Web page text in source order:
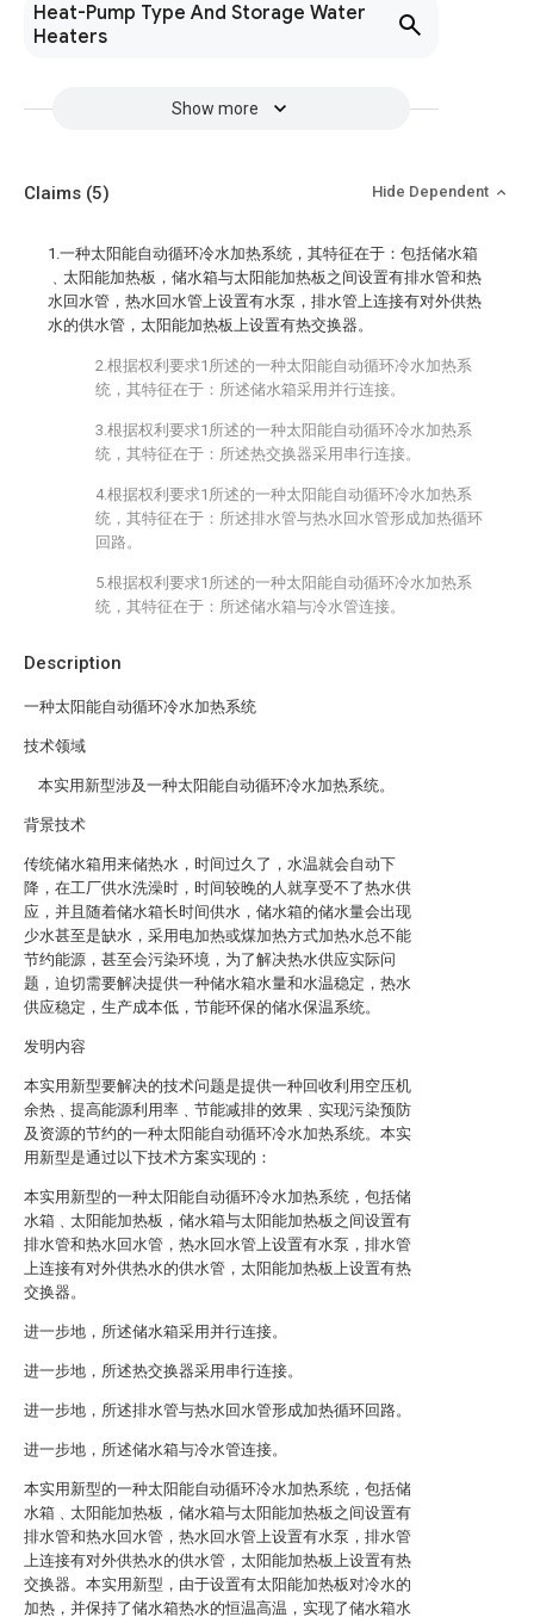
Heat-Pump Type And Storage Water
Heaters
Show more
Description
一种太阳能自动循环冷水加热系统
技术领域
本实用新型涉及一种太阳能自动循环冷水加热系统。
背景技术
传统储水箱用来储热水，时间过久了，水温就会自动下
降，在工厂供水洗澡时，时间较晚的人就享受不了热水供
应，并且随着储水箱长时间供水，储水箱的储水量会出现
少水甚至是缺水，采用电加热或煤加热方式加热水总不能
节约能源，甚至会污染环境，为了解决热水供应实际问
题，迫切需要解决提供一种储水箱水量和水温稳定，热水
供应稳定，生产成本低，节能环保的储水保温系统。
发明内容
本实用新型要解决的技术问题是提供一种回收利用空压机
余热﹑提高能源利用率﹑节能减排的效果﹑实现污染预防
及资源的节约的一种太阳能自动循环冷水加热系统。本实
用新型是通过以下技术方案实现的：
本实用新型的一种太阳能自动循环冷水加热系统，包括储
水箱﹑太阳能加热板，储水箱与太阳能加热板之间设置有
排水管和热水回水管，热水回水管上设置有水泵，排水管
上连接有对外供热水的供水管，太阳能加热板上设置有热
交换器。
进一步地，所述储水箱采用并行连接。
进一步地，所述热交换器采用串行连接。
进一步地，所述排水管与热水回水管形成加热循环回路。
进一步地，所述储水箱与冷水管连接。
本实用新型的一种太阳能自动循环冷水加热系统，包括储
水箱﹑太阳能加热板，储水箱与太阳能加热板之间设置有
排水管和热水回水管，热水回水管上设置有水泵，排水管
上连接有对外供热水的供水管，太阳能加热板上设置有热
交换器。本实用新型，由于设置有太阳能加热板对冷水的
加热，并保持了储水箱热水的恒温高温，实现了储水箱水
Claims (5) Hide Dependent
1.一种太阳能自动循环冷水加热系统，其特征在于：包括储水箱
﹑太阳能加热板，储水箱与太阳能加热板之间设置有排水管和热
水回水管，热水回水管上设置有水泵，排水管上连接有对外供热
水的供水管，太阳能加热板上设置有热交换器。
2.根据权利要求1所述的一种太阳能自动循环冷水加热系
统，其特征在于：所述储水箱采用并行连接。
3.根据权利要求1所述的一种太阳能自动循环冷水加热系
统，其特征在于：所述热交换器采用串行连接。
4.根据权利要求1所述的一种太阳能自动循环冷水加热系
统，其特征在于：所述排水管与热水回水管形成加热循环
回路。
5.根据权利要求1所述的一种太阳能自动循环冷水加热系
统，其特征在于：所述储水箱与冷水管连接。